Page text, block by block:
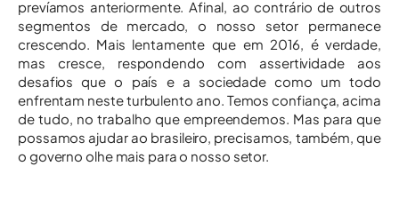
prevíamos anteriormente. Afinal, ao contrário de outros
segmentos de mercado, o nosso setor permanece
crescendo. Mais lentamente que em 2016, é verdade,
mas cresce, respondendo com assertividade aos
desafios que o país e a sociedade como um todo
enfrentam neste turbulento ano. Temos confiança, acima
de tudo, no trabalho que empreendemos. Mas para que
possamos ajudar ao brasileiro, precisamos, também, que
o governo olhe mais para o nosso setor.